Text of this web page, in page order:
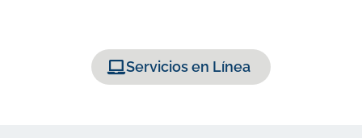
Servicios en Línea